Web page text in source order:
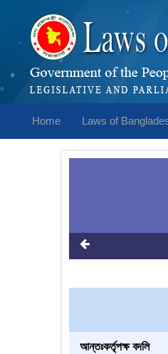
Home Laws of
আন্তঃকর্তৃপক্ষ বদলি